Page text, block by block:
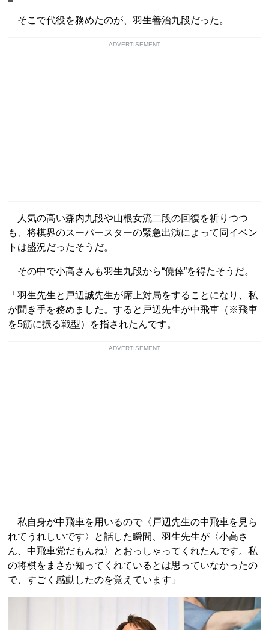
そこで代役を務めたのが、羽生善治九段だった。
ADVERTISEMENT
人気の高い森内九段や山根女流二段の回復を祈りつつ
も、将棋界のスーパースターの緊急出演によって同イベン
トは盛況だったそうだ。
その中で小高さんも羽生九段から“僥倖”を得たそうだ。
「羽生先生と戸辺誠先生が席上対局をすることになり、私
が聞き手を務めました。すると戸辺先生が中飛車（※飛車
を5筋に振る戦型）を指されたんです。
ADVERTISEMENT
私自身が中飛車を用いるので〈戸辺先生の中飛車を見ら
れてうれしいです〉と話した瞬間、羽生先生が〈小高さ
ん、中飛車党だもんね〉とおっしゃってくれたんです。私
の将棋をまさか知ってくれているとは思っていなかったの
で、すごく感動したのを覚えています」